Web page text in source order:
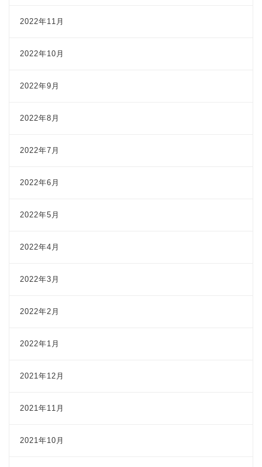
2022年11月
2022年10月
2022年9月
2022年8月
2022年7月
2022年6月
2022年5月
2022年4月
2022年3月
2022年2月
2022年1月
2021年12月
2021年11月
2021年10月